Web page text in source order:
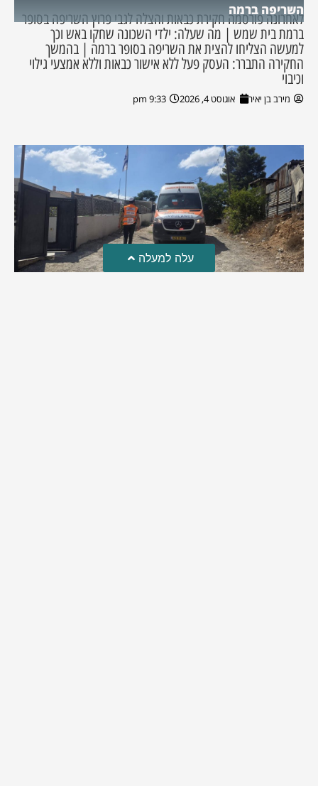
השריפה ברמה
לאחרונה פורסמה חקירת כבאות והצלה לגבי פרוץ השריפה בסופר
ברמת בית שמש | מה שעלה: ילדי השכונה שחקו באש וכך
למעשה הצליחו להצית את השריפה בסופר ברמה | בהמשך
החקירה התברר: העסק פעל ללא אישור כבאות וללא אמצעי גילוי
וכיבוי
מירב בן יאיר אוגוסט 4, 2026 9:33 pm
עלה למעלה